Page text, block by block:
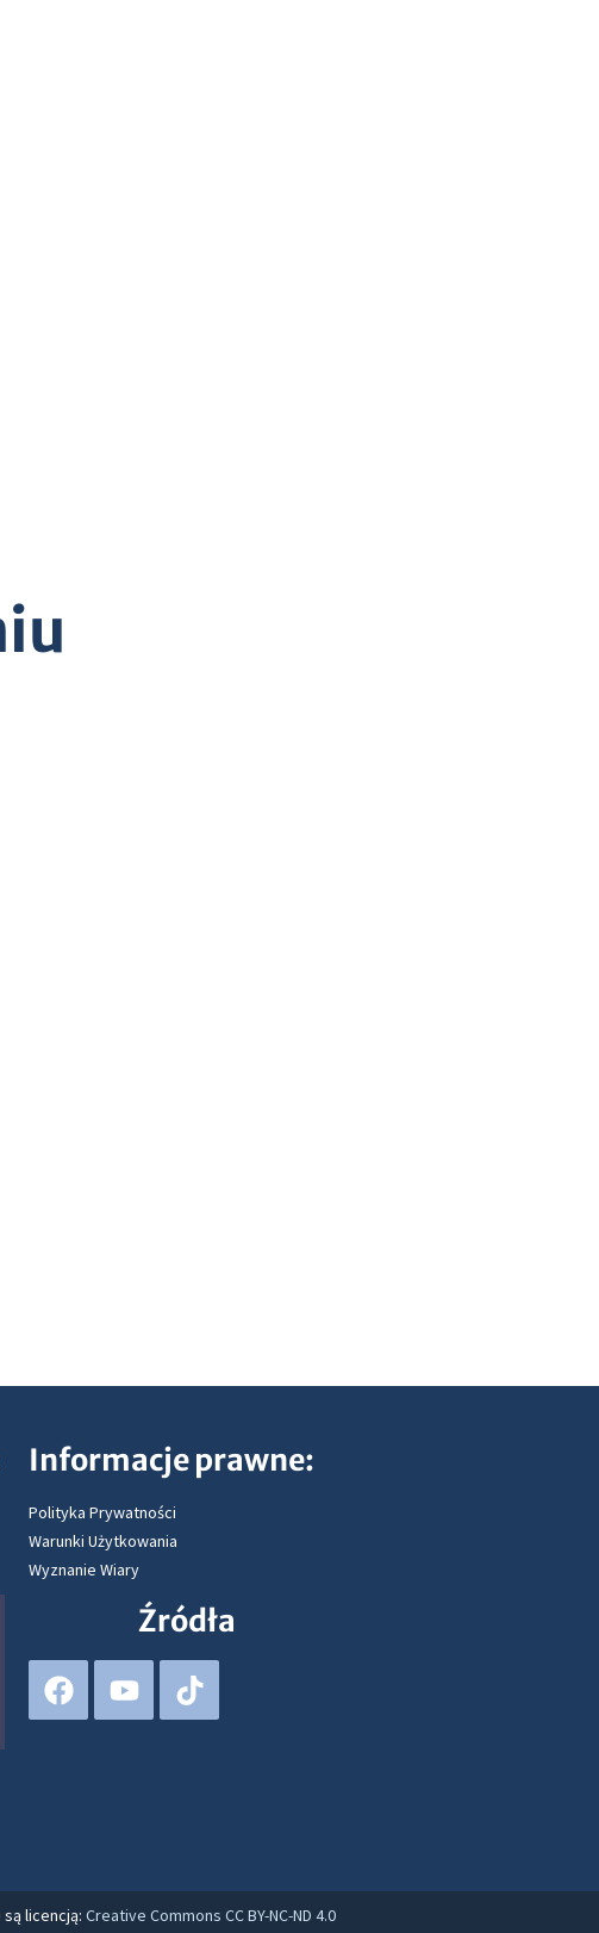
Informacje prawne:
Polityka Prywatności
Warunki Użytkowania
Wyznanie Wiary
Źródła
licencją: Creative Commons CC BY-NC-ND 4.0